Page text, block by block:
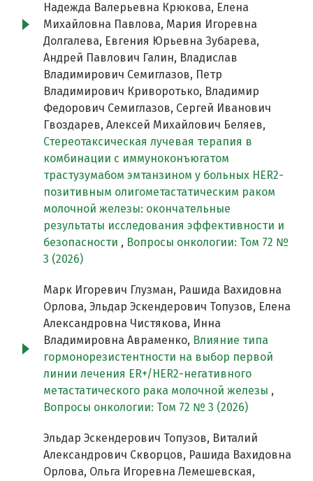
Надежда Валерьевна Крюкова, Елена
Михайловна Павлова, Мария Игоревна
Долгалева, Евгения Юрьевна Зубарева,
Андрей Павлович Галин, Владислав
Владимирович Семиглазов, Петр
Владимирович Криворотько, Владимир
Федорович Семиглазов, Сергей Иванович
Гвоздарев, Алексей Михайлович Беляев,
Стереотаксическая лучевая терапия в
комбинации с иммуноконъюгатом
трастузумабом эмтанзином у больных HER2-
позитивным олигометастатическим раком
молочной железы: окончательные
результаты исследования эффективности и
безопасности , Вопросы онкологии: Том 72 №
3 (2026)
Марк Игоревич Глузман, Рашида Вахидовна
Орлова, Эльдар Эскендерович Топузов, Елена
Александровна Чистякова, Инна
Владимировна Авраменко, Влияние типа
гормонорезистентности на выбор первой
линии лечения ER+/HER2-негативного
метастатического рака молочной железы ,
Вопросы онкологии: Том 72 № 3 (2026)
Эльдар Эскендерович Топузов, Виталий
Александрович Скворцов, Рашида Вахидовна
Орлова, Ольга Игоревна Лемешевская,